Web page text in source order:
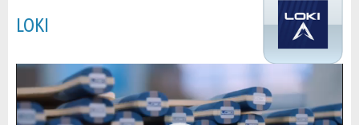
LOKI
Video